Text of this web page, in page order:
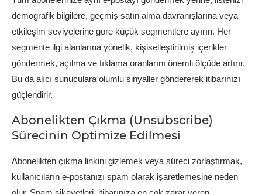
demografik bilgilere, geçmiş satın alma davranışlarına veya
etkileşim seviyelerine göre küçük segmentlere ayırın. Her
segmente ilgi alanlarına yönelik, kişiselleştirilmiş içerikler
göndermek, açılma ve tıklama oranlarını önemli ölçüde artırır.
Bu da alıcı sunuculara olumlu sinyaller göndererek itibarınızı
güçlendirir.
Abonelikten Çıkma (Unsubscribe)
Sürecinin Optimize Edilmesi
Abonelikten çıkma linkini gizlemek veya süreci zorlaştırmak,
kullanıcıların e-postanızı spam olarak işaretlemesine neden